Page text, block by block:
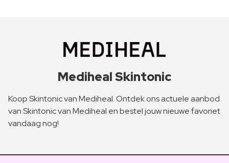
Mediheal Skintonic
Koop Skintonic van Mediheal. Ontdek ons actuele aanbod
van Skintonic van Mediheal en bestel jouw nieuwe favoriet
vandaag nog!